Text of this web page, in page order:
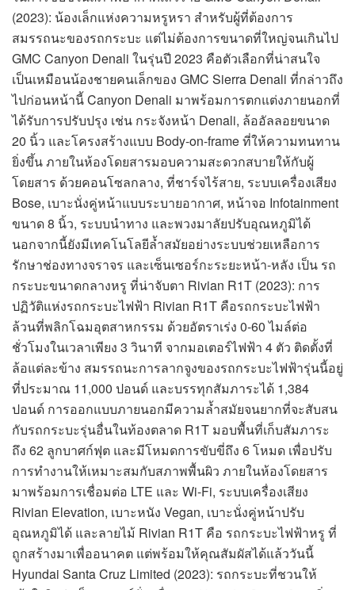
(2023): น้องเล็กแห่งความหรูหรา สำหรับผู้ที่ต้องการ
สมรรถนะของรถกระบะ แต่ไม่ต้องการขนาดที่ใหญ่จนเกินไป
GMC Canyon Denali ในรุ่นปี 2023 คือตัวเลือกที่น่าสนใจ
เป็นเหมือนน้องชายคนเล็กของ GMC Sierra Denali ที่กล่าวถึง
ไปก่อนหน้านี้ Canyon Denali มาพร้อมการตกแต่งภายนอกที่
ได้รับการปรับปรุง เช่น กระจังหน้า Denali, ล้ออัลลอยขนาด
20 นิ้ว และโครงสร้างแบบ Body-on-frame ที่ให้ความทนทาน
ยิ่งขึ้น ภายในห้องโดยสารมอบความสะดวกสบายให้กับผู้
โดยสาร ด้วยคอนโซลกลาง, ที่ชาร์จไร้สาย, ระบบเครื่องเสียง
Bose, เบาะนั่งคู่หน้าแบบระบายอากาศ, หน้าจอ Infotainment
ขนาด 8 นิ้ว, ระบบนำทาง และพวงมาลัยปรับอุณหภูมิได้
นอกจากนี้ยังมีเทคโนโลยีล้ำสมัยอย่างระบบช่วยเหลือการ
รักษาช่องทางจราจร และเซ็นเซอร์กะระยะหน้า-หลัง เป็น รถ
กระบะขนาดกลางหรู ที่น่าจับตา Rivian R1T (2023): การ
ปฏิวัติแห่งรถกระบะไฟฟ้า Rivian R1T คือรถกระบะไฟฟ้า
ล้วนที่พลิกโฉมอุตสาหกรรม ด้วยอัตราเร่ง 0-60 ไมล์ต่อ
ชั่วโมงในเวลาเพียง 3 วินาที จากมอเตอร์ไฟฟ้า 4 ตัว ติดตั้งที่
ล้อแต่ละข้าง สมรรถนะการลากจูงของรถกระบะไฟฟ้ารุ่นนี้อยู่
ที่ประมาณ 11,000 ปอนด์ และบรรทุกสัมภาระได้ 1,384
ปอนด์ การออกแบบภายนอกมีความล้ำสมัยจนยากที่จะสับสน
กับรถกระบะรุ่นอื่นในท้องตลาด R1T มอบพื้นที่เก็บสัมภาระ
ถึง 62 ลูกบาศก์ฟุต และมีโหมดการขับขี่ถึง 6 โหมด เพื่อปรับ
การทำงานให้เหมาะสมกับสภาพพื้นผิว ภายในห้องโดยสาร
มาพร้อมการเชื่อมต่อ LTE และ Wi-Fi, ระบบเครื่องเสียง
Rivian Elevation, เบาะหนัง Vegan, เบาะนั่งคู่หน้าปรับ
อุณหภูมิได้ และลายไม้ Rivian R1T คือ รถกระบะไฟฟ้าหรู ที่
ถูกสร้างมาเพื่ออนาคต แต่พร้อมให้คุณสัมผัสได้แล้ววันนี้
Hyundai Santa Cruz Limited (2023): รถกระบะที่ชวนให้